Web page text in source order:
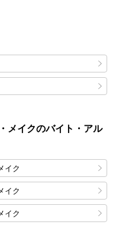
メイクのバイト・アル
イク
イク
イク